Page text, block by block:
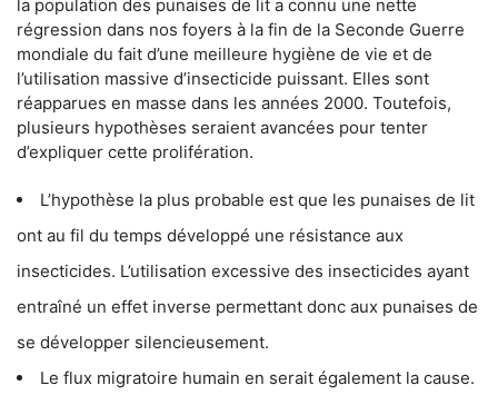
la population des punaises de lit a connu une nette
régression dans nos foyers à la fin de la Seconde Guerre
mondiale du fait d’une meilleure hygiène de vie et de
l’utilisation massive d’insecticide puissant. Elles sont
réapparues en masse dans les années 2000. Toutefois,
plusieurs hypothèses seraient avancées pour tenter
d’expliquer cette prolifération.
L’hypothèse la plus probable est que les punaises de lit
ont au fil du temps développé une résistance aux
insecticides. L’utilisation excessive des insecticides ayant
entraîné un effet inverse permettant donc aux punaises de
se développer silencieusement.
Le flux migratoire humain en serait également la cause.